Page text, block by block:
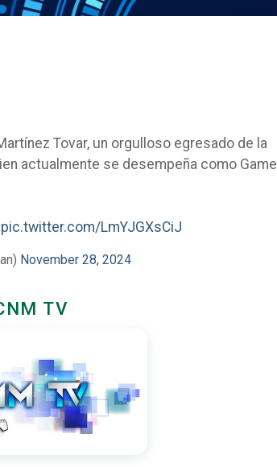
Tovar, un orgulloso egresado de la
actualmente se desempeña como Game
pic.twitter.com/LmYJGXsCiJ
November 28, 2024
TV